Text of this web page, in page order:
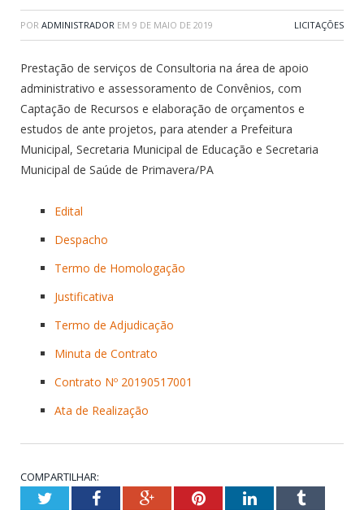
POR ADMINISTRADOR EM 9 DE MAIO DE 2019 LICITAÇÕES
Prestação de serviços de Consultoria na área de apoio
administrativo e assessoramento de Convênios, com
Captação de Recursos e elaboração de orçamentos e
estudos de ante projetos, para atender a Prefeitura
Municipal, Secretaria Municipal de Educação e Secretaria
Municipal de Saúde de Primavera/PA
Edital
Despacho
Termo de Homologação
Justificativa
Termo de Adjudicação
Minuta de Contrato
Contrato Nº 20190517001
Ata de Realização
COMPARTILHAR:
TwitterFacebookGoogle+PinterestLinkedInTumblr